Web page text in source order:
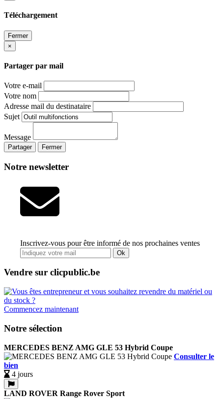
Téléchargement
Fermer
×
Partager par mail
Votre e-mail
Votre nom
Adresse mail du destinataire
Sujet
Message
Partager Fermer
Notre newsletter
Inscrivez-vous pour être informé de nos prochaines ventes
Ok
Vendre sur clicpublic.be
Commencez maintenant
Notre sélection
MERCEDES BENZ AMG GLE 53 Hybrid Coupe
Consulter le
bien
4 jours
LAND ROVER Range Rover Sport